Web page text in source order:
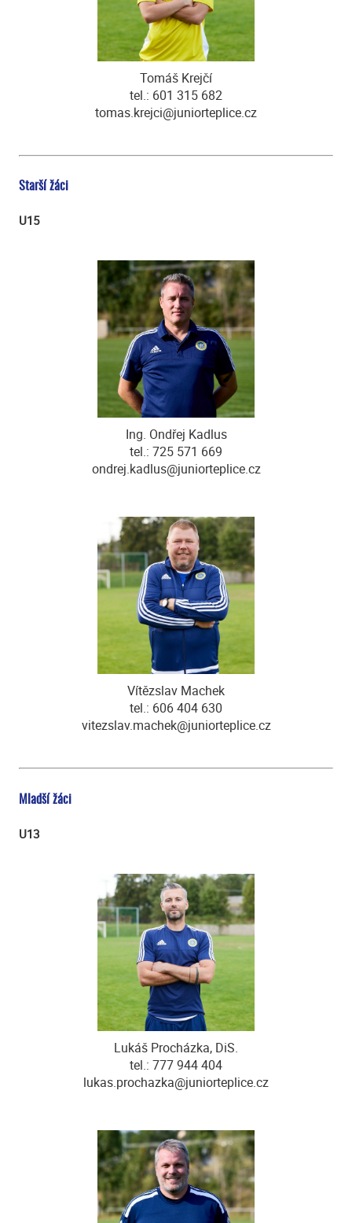
Tomáš Krejčí
tel.: 601 315 682
tomas.krejci@juniorteplice.cz
Starší žáci
U15
Ing. Ondřej Kadlus
tel.: 725 571 669
ondrej.kadlus@juniorteplice.cz
Vítězslav Machek
tel.: 606 404 630
vitezslav.machek@juniorteplice.cz
Mladší žáci
U13
Lukáš Procházka, DiS.
tel.: 777 944 404
lukas.prochazka@juniorteplice.cz